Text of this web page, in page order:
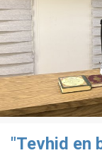
"Tevhid en